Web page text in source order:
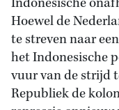
Hoewel de
te streven naar
het Indonesische
vuur van de strijd
Republiek de